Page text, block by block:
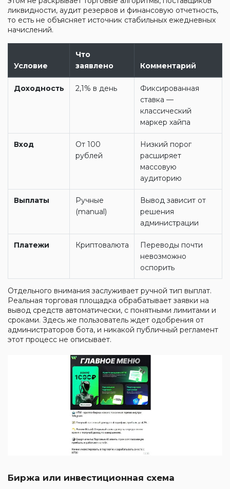
ликвидности, аудит резервов и финансовую отчетность,
то есть не объясняет источник стабильных ежедневных
начислений.
Условие
Что
заявлено
Комментарий
Доходность 2,1% в день
Фиксированная
ставка —
классический
маркер хайпа
Вход
От 100
рублей
Низкий порог
расширяет
массовую
аудиторию
Выплаты
Ручные
(manual)
Вывод зависит от
решения
администрации
Платежи Криптовалюта
Переводы почти
невозможно
оспорить
Отдельного внимания заслуживает ручной тип выплат.
Реальная торговая площадка обрабатывает заявки на
вывод средств автоматически, с понятными лимитами и
сроками. Здесь же пользователь ждет одобрения от
администраторов бота, и никакой публичный регламент
этот процесс не описывает.
Биржа или инвестиционная схема